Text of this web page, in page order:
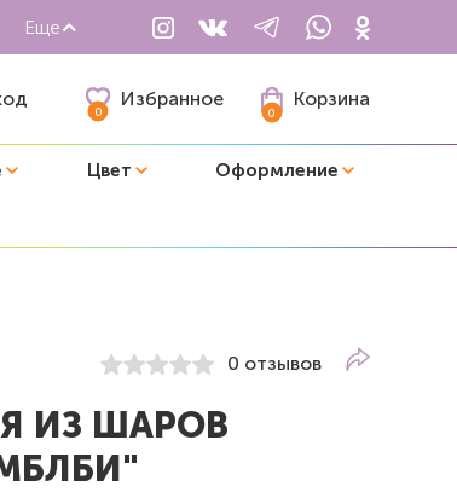
Еще
0
Избранное
0
Корзина
Цвет Оформление
0 отзывов
ИЗ ШАРОВ